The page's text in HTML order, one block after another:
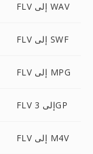
FLV إلى WAV
FLV إلى SWF
FLV إلى MPG
FLV إلى 3GP
FLV إلى M4V